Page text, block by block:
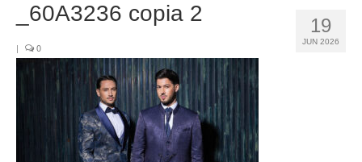
COMUNIONES
CORPORATIVAS
SEMANA SANTA
19
JUN 2026
_60A3236 copia 2
| 0